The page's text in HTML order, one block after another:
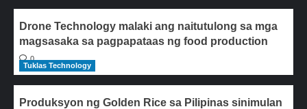
Drone Technology malaki ang naitutulong sa mga
magsasaka sa pagpapataas ng food production
0
Tuklas Technology
Produksyon ng Golden Rice sa Pilipinas sinimulan